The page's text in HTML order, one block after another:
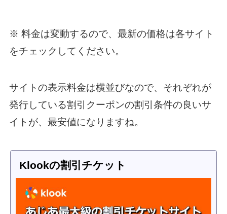
※ 料金は変動するので、最新の価格は各サイト
をチェックしてください。
サイトの表示料金は横並びなので、それぞれが
発行している割引クーポンの割引条件の良いサ
イトが、最安値になりますね。
Klookの割引チケット